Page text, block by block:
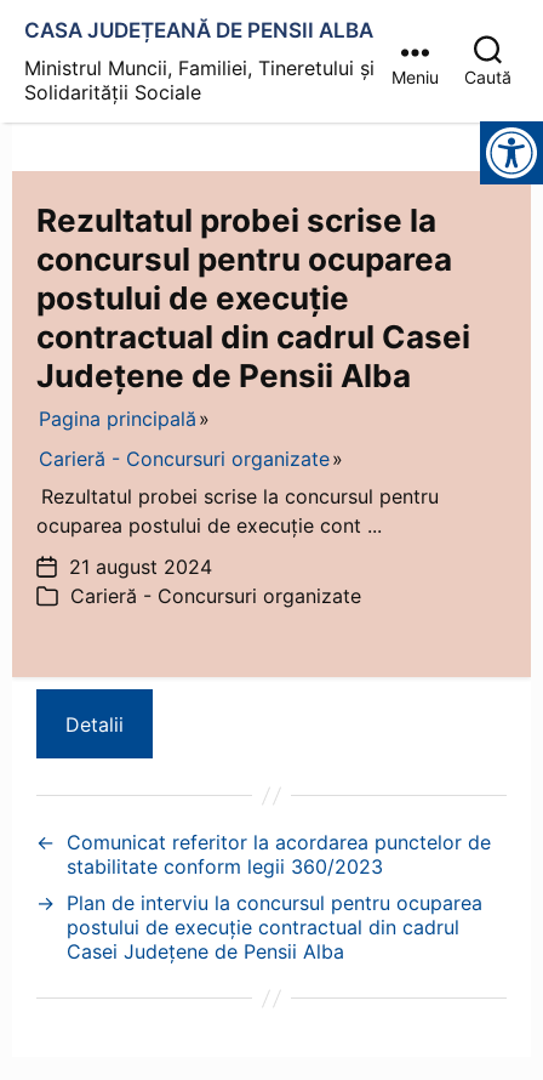
CASA JUDEȚEANĂ DE PENSII ALBA
Ministrul Muncii, Familiei, Tineretului și
Solidarității Sociale
Meniu Caută
Instrumente pentru accesibilitate
Rezultatul probei scrise la
concursul pentru ocuparea
postului de execuție
contractual din cadrul Casei
Județene de Pensii Alba
Pagina principală
Carieră - Concursuri organizate
Rezultatul probei scrise la concursul pentru
ocuparea postului de execuție cont ...
Dată
articol
21 august 2024
Categorii
Carieră - Concursuri organizate
Detalii
← Comunicat referitor la acordarea punctelor de
stabilitate conform legii 360/2023
→ Plan de interviu la concursul pentru ocuparea
postului de execuție contractual din cadrul
Casei Județene de Pensii Alba